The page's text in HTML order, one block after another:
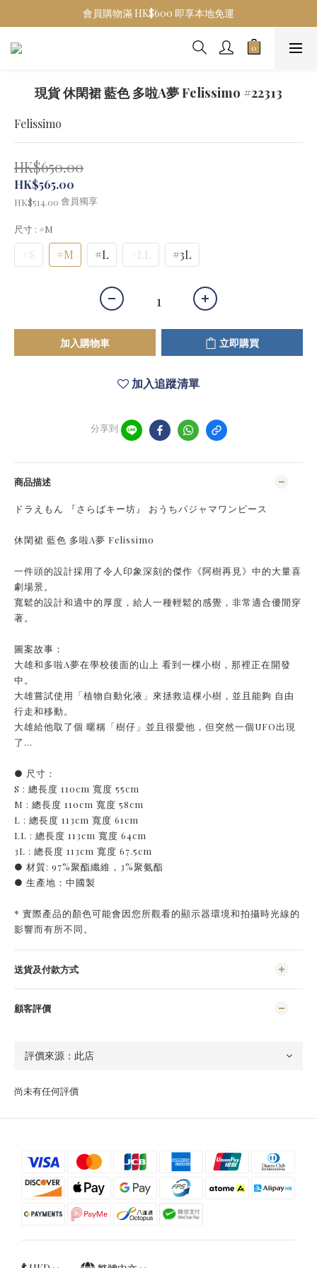
會員購物滿 HK$600 即享本地免運
現貨 休閑裙 藍色 多啦A夢 Felissimo #22313
Felissimo
HK$650.00
HK$565.00
HK$514.00 會員獨享
尺寸 : #M
#S #M #L #LL #3L
加入購物車 立即購買
加入追蹤清單
分享到
商品描述
ドラえもん 『さらばキー坊』 おうちパジャマワンピース
休閑裙 藍色 多啦A夢 Felissimo
一件頭的設計採用了令人印象深刻的傑作《阿樹再見》中的大量喜
劇場景。
寬鬆的設計和適中的厚度，給人一種輕鬆的感覺，非常適合優閒穿
著。
圖案故事：
大雄和多啦A夢在學校後面的山上 看到一棵小樹，那裡正在開發
中。
大雄嘗試使用「植物自動化液」來拯救這棵小樹，並且能夠 自由
行走和移動。
大雄給他取了個 暱稱「樹仔」並且很愛他，但突然一個UFO出現
了…
● 尺寸：
S : 總長度 110cm 寬度 55cm
M : 總長度 110cm 寬度 58cm
L : 總長度 113cm 寬度 61cm
LL : 總長度 113cm 寬度 64cm
3L : 總長度 113cm 寬度 67.5cm
● 材質: 97%聚酯纖維，3%聚氨酯
● 生產地：中國製
* 實際產品的顏色可能會因您所觀看的顯示器環境和拍攝時光線的
影響而有所不同。
送貨及付款方式
顧客評價
尚未有任何評價